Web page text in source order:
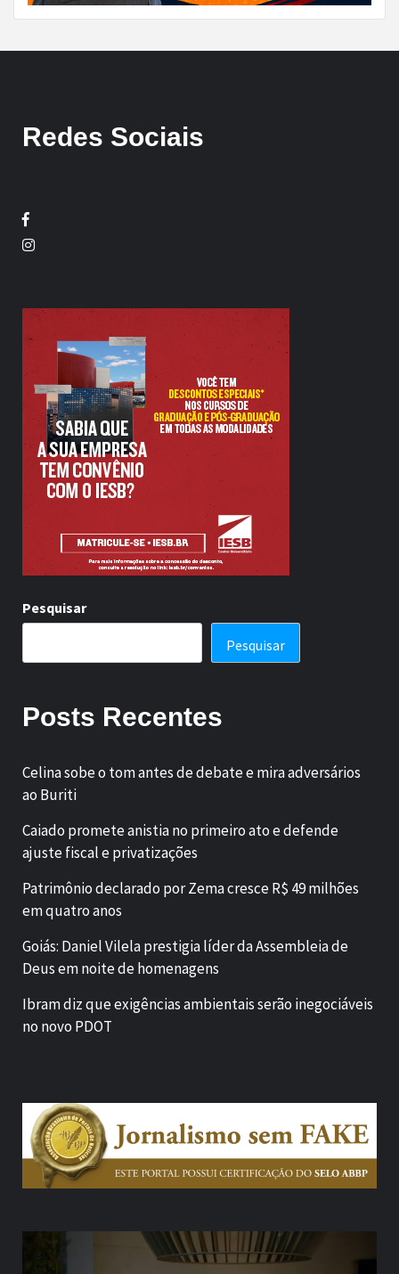
Redes Sociais
Facebook
Twitter
Pesquisar
Pesquisar
Posts Recentes
Celina sobe o tom antes de debate e mira adversários
ao Buriti
Caiado promete anistia no primeiro ato e defende
ajuste fiscal e privatizações
Patrimônio declarado por Zema cresce R$ 49 milhões
em quatro anos
Goiás: Daniel Vilela prestigia líder da Assembleia de
Deus em noite de homenagens
Ibram diz que exigências ambientais serão inegociáveis
no novo PDOT